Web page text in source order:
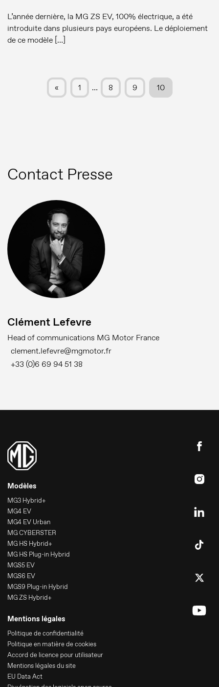
L’année dernière, la MG ZS EV, 100% électrique, a été
introduite dans plusieurs pays européens. Le déploiement
de ce modèle […]
« 1 … 8 9 10
Contact Presse
Clément Lefevre
Head of communications MG Motor France
clement.lefevre@mgmotor.fr
+33 (0)6 69 94 51 38
Modèles
MG3 Hybrid+
MG4 EV
MG4 EV Urban
MG CYBERSTER
MG HS Hybrid+
MG HS Plug-in Hybrid
MGS5 EV
MGS6 EV
MGS9 Plug-in Hybrid
MG ZS Hybrid+
Mentions légales
Politique de confidentialité
Politique en matière de cookies
Accord de licence pour utilisateur
Mentions légales du site
EU Data Act